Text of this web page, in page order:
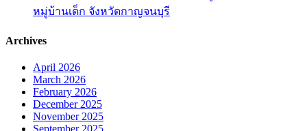
หมู่บ้านเด็ก จังหวัดกาญจนบุรี
Archives
April 2026
March 2026
February 2026
December 2025
November 2025
September 2025